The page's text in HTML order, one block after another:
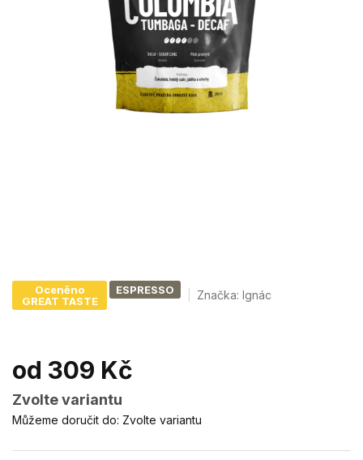
Oceněno
GREAT TASTE
ESPRESSO Značka:Ignác
od 309 Kč
Měrná
cena:
Zvolte variantu
Můžeme doručit do: Zvolte variantu